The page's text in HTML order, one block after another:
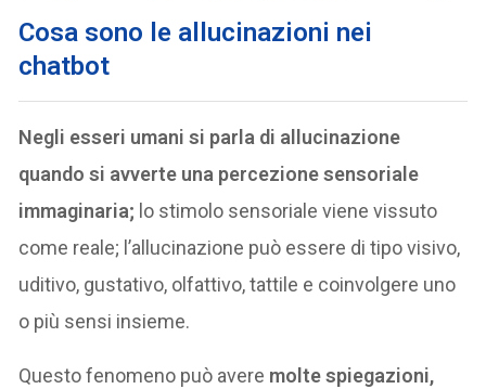
Cosa sono le allucinazioni nei
chatbot
Negli esseri umani si parla di allucinazione
quando si avverte una percezione sensoriale
immaginaria; lo stimolo sensoriale viene vissuto
come reale; l’allucinazione può essere di tipo visivo,
uditivo, gustativo, olfattivo, tattile e coinvolgere uno
o più sensi insieme.
Questo fenomeno può avere molte spiegazioni,